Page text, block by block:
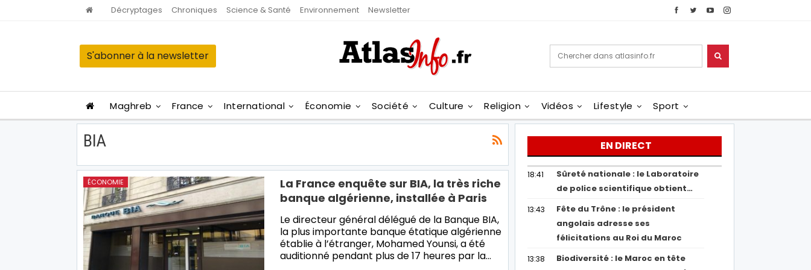
Décryptages Chroniques Science & Santé Environnement Newsletter
S'abonner à la newsletter
Maghreb France International Économie Société Culture Religion Vidéos Lifestyle Sport
BIA
ÉCONOMIE
La France enquête sur BIA, la très riche
banque algérienne, installée à Paris
Le directeur général délégué de la Banque BIA,
la plus importante banque étatique algérienne
établie à l’étranger, Mohamed Younsi, a été
auditionné pendant plus de 17 heures par la…
EN DIRECT
18:41
Sûreté nationale : le Laboratoire
de police scientifique obtient…
13:43
Fête du Trône : le président
angolais adresse ses
félicitations au Roi du Maroc
13:38
Biodiversité : le Maroc en tête